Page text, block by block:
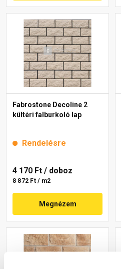
Fabrostone Decoline 2
kültéri falburkoló lap
Rendelésre
4 170 Ft / doboz
8 872 Ft / m2
Megnézem